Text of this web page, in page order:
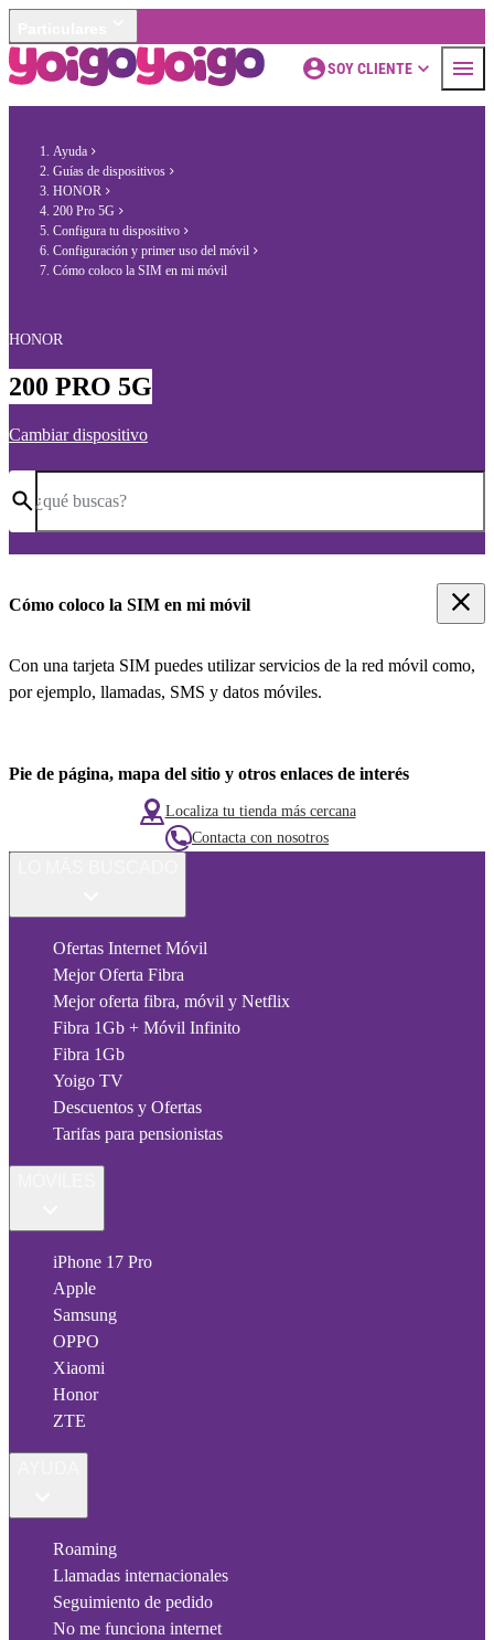
SOY CLIENTE
Ayuda
Guías de dispositivos
HONOR
200 Pro 5G
Configura tu dispositivo
Configuración y primer uso del móvil
Cómo coloco la SIM en mi móvil
HONOR
200 PRO 5G
Cambiar dispositivo
¿qué buscas?
Cómo coloco la SIM en mi móvil
Con una tarjeta SIM puedes utilizar servicios de la red móvil como,
por ejemplo, llamadas, SMS y datos móviles.
Pie de página, mapa del sitio y otros enlaces de interés
Localiza tu tienda más cercana
Contacta con nosotros
Ofertas Internet Móvil
Mejor Oferta Fibra
Mejor oferta fibra, móvil y Netflix
Fibra 1Gb + Móvil Infinito
Fibra 1Gb
Yoigo TV
Descuentos y Ofertas
Tarifas para pensionistas
iPhone 17 Pro
Apple
Samsung
OPPO
Xiaomi
Honor
ZTE
Roaming
Llamadas internacionales
Seguimiento de pedido
No me funciona internet